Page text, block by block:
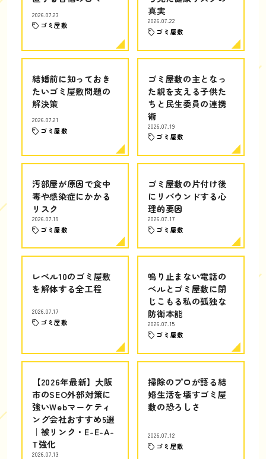
2026.07.23
ゴミ屋敷
真実
2026.07.22
ゴミ屋敷
結婚前に知っておき
たいゴミ屋敷問題の
解決策
2026.07.21
ゴミ屋敷
ゴミ屋敷の主となっ
た親を支える子供た
ちと民生委員の連携
術
2026.07.19
ゴミ屋敷
汚部屋が原因で食中
毒や感染症にかかる
リスク
2026.07.19
ゴミ屋敷
ゴミ屋敷の片付け後
にリバウンドする心
理的要因
2026.07.17
ゴミ屋敷
レベル10のゴミ屋敷
を解体する全工程
2026.07.17
ゴミ屋敷
鳴り止まない電話の
ベルとゴミ屋敷に閉
じこもる私の孤独な
防衛本能
2026.07.15
ゴミ屋敷
【2026年最新】大阪
市のSEO外部対策に
強いWebマーケティ
ング会社おすすめ5選
｜被リンク・E-E-A-
T強化
2026.07.13
掃除のプロが語る結
婚生活を壊すゴミ屋
敷の恐ろしさ
2026.07.12
ゴミ屋敷